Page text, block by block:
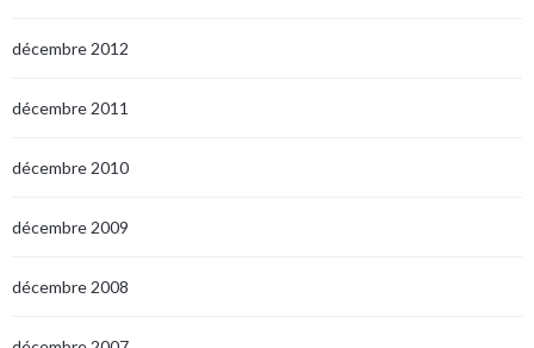
décembre 2012
décembre 2011
décembre 2010
décembre 2009
décembre 2008